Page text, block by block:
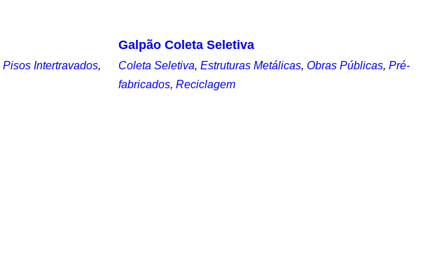
Pisos Intertravados,
Galpão Coleta Seletiva
Coleta Seletiva, Estruturas Metálicas, Obras Públicas, Pré-
fabricados, Reciclagem